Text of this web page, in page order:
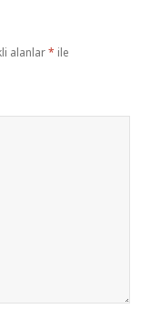
alanlar* ile